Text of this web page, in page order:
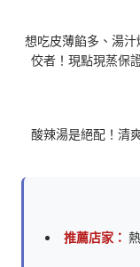
想吃皮薄餡多、湯
佼者！現點現蒸保
酸辣湯是絕配！清
推薦店家：